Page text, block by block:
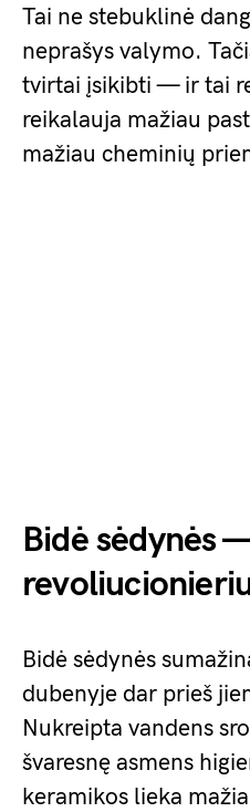
Tai ne stebuklinė
neprašys valymo.
tvirtai įsikibti — ir tai
reikalauja mažiau
mažiau cheminių
Bidė sėdynės
Bidė sėdynės
dubenyje dar prieš
Nukreipta vandens
švaresnę asmens
keramikos lieka